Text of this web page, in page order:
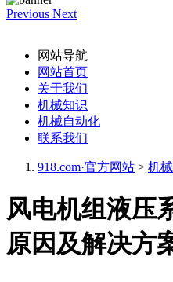
Previous Next
网站导航
网站首页
关于我们
机械知识
机械自动化
联系我们
918.com·官方网站 > 机
风电机组液压
原因及解决方